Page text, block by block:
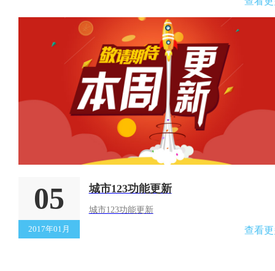
05
2017年01月
城市123功能更新
城市123功能更新
查看